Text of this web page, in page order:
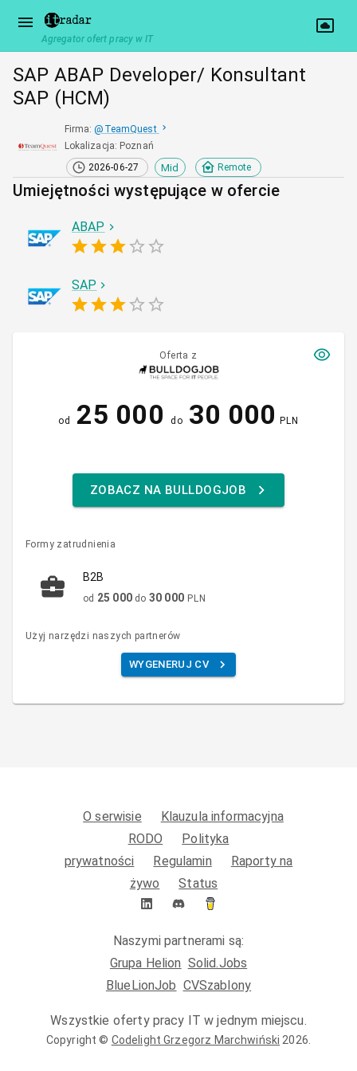
Agregator ofert pracy w IT
SAP ABAP Developer/ Konsultant
SAP (HCM)
Firma: @ TeamQuest
Lokalizacja: Poznań
2026-06-27
Mid Remote
Umiejętności występujące w ofercie
ABAP
SAP
Oferta z
od 25 000 do 30 000 PLN
ZOBACZ NA BULLDOGJOB
Formy zatrudnienia
B2B
od 25 000 do 30 000 PLN
Użyj narzędzi naszych partnerów
WYGENERUJ CV
O serwisie
Klauzula informacyjna
RODO
Polityka
prywatności
Regulamin
Raporty na
żywo
Status
Naszymi partnerami są:
Grupa Helion Solid.Jobs
BlueLionJob CVSzablony
Wszystkie oferty pracy IT w jednym miejscu.
Copyright © Codelight Grzegorz Marchwiński 2026